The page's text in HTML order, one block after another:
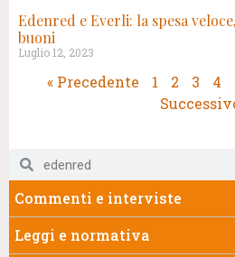
Edenred e Everli: la spesa
buoni
Luglio 12, 2023
« Precedente 1 2 3 4
Commenti e interviste
Leggi e normativa